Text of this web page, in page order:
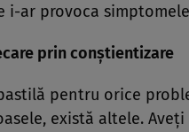
i-ar provoca
prin conştientizare
pentru orice
există altele.